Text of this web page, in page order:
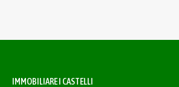
IMMOBILIARE I CASTELLI